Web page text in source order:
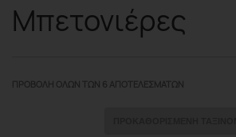
Μπετονιέρες
ΠΡΟΒΟΛΉ ΌΛΩΝ ΤΩΝ 6 ΑΠΟΤΕΛΕΣΜΆΤΩΝ